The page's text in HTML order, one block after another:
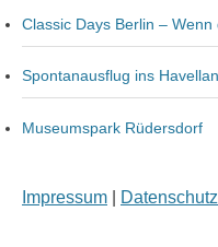
Classic Days Berlin –
Spontanausflug ins
Museumspark Rüdersdorf
Impressum